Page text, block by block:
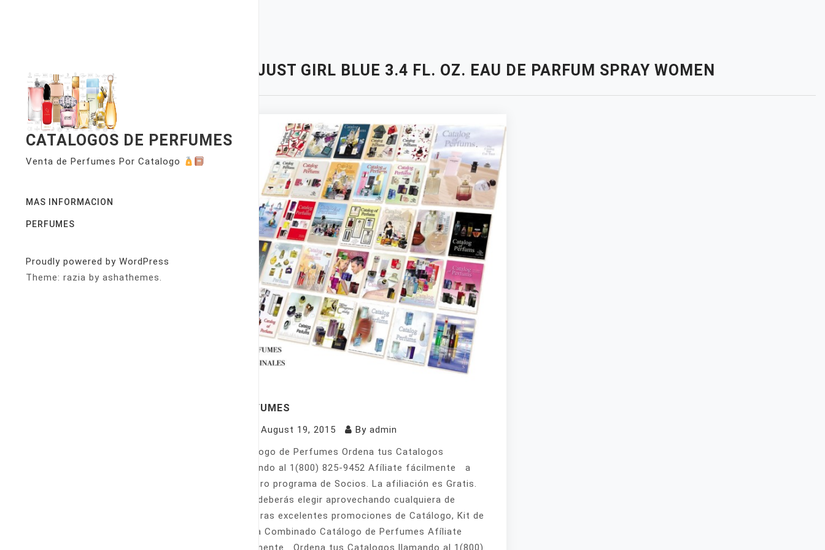
CATALOGOS DE PERFUMES
Venta de Perfumes Por Catalogo
MAS INFORMACION
PERFUMES
Proudly powered by WordPress
Theme: razia by ashathemes.
JUST GIRL BLUE 3.4 FL. OZ. EAU DE PARFUM SPRAY WOMEN
PERFUMES
August 19, 2015 By admin
Catálogo de Perfumes Ordena tus Catalogos
llamando al 1(800) 825-9452 Afíliate fácilmente a
nuestro programa de Socios. La afiliación es Gratis.
Sólo deberás elegir aprovechando cualquiera de
nuestras excelentes promociones de Catálogo, Kit de
Venta Combinado Catálogo de Perfumes Afíliate
fácilmente Ordena tus Catalogos llamando al 1(800)